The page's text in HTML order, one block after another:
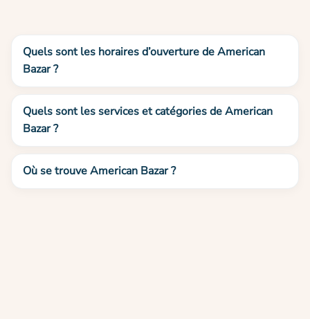
Quels sont les horaires d’ouverture de American
Bazar ?
Quels sont les services et catégories de American
Bazar ?
Où se trouve American Bazar ?